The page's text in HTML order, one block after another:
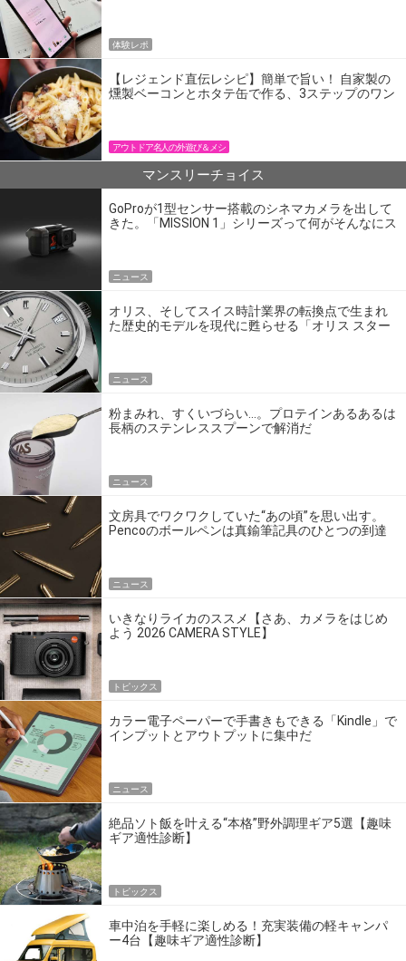
体験レポ
【レジェンド直伝レシピ】簡単で旨い！ 自家製の
燻製ベーコンとホタテ缶で作る、3ステップのワン
アウトドア名人の外遊び＆メシ
マンスリーチョイス
GoProが1型センサー搭載のシネマカメラを出して
きた。「MISSION 1」シリーズって何がそんなにス
ニュース
オリス、そしてスイス時計業界の転換点で生まれ
た歴史的モデルを現代に甦らせる「オリス スター
ニュース
粉まみれ、すくいづらい…。プロテインあるあるは
長柄のステンレススプーンで解消だ
ニュース
文房具でワクワクしていた“あの頃”を思い出す。
Pencoのボールペンは真鍮筆記具のひとつの到達
ニュース
いきなりライカのススメ【さあ、カメラをはじめ
よう 2026 CAMERA STYLE】
トピックス
カラー電子ペーパーで手書きもできる「Kindle」で
インプットとアウトプットに集中だ
ニュース
絶品ソト飯を叶える“本格”野外調理ギア5選【趣味
ギア適性診断】
トピックス
車中泊を手軽に楽しめる！充実装備の軽キャンパ
ー4台【趣味ギア適性診断】